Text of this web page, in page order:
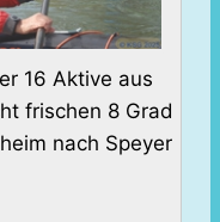
16 Aktive aus
frischen 8 Grad
nach Speyer